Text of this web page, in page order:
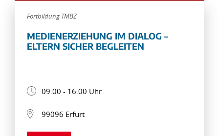
Fortbildung TMBZ
MEDIENERZIEHUNG IM DIALOG –
ELTERN SICHER BEGLEITEN
09:00 - 16:00 Uhr
99096 Erfurt